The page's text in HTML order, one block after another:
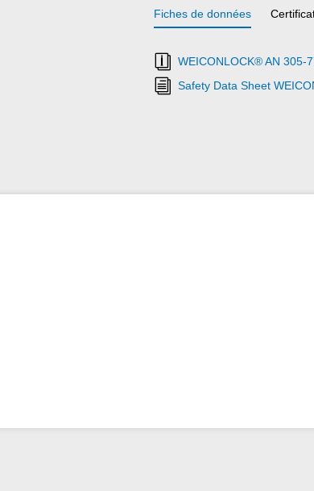
Fiches de données
WEICONLOCK® AN 305-
Safety Data Sheet